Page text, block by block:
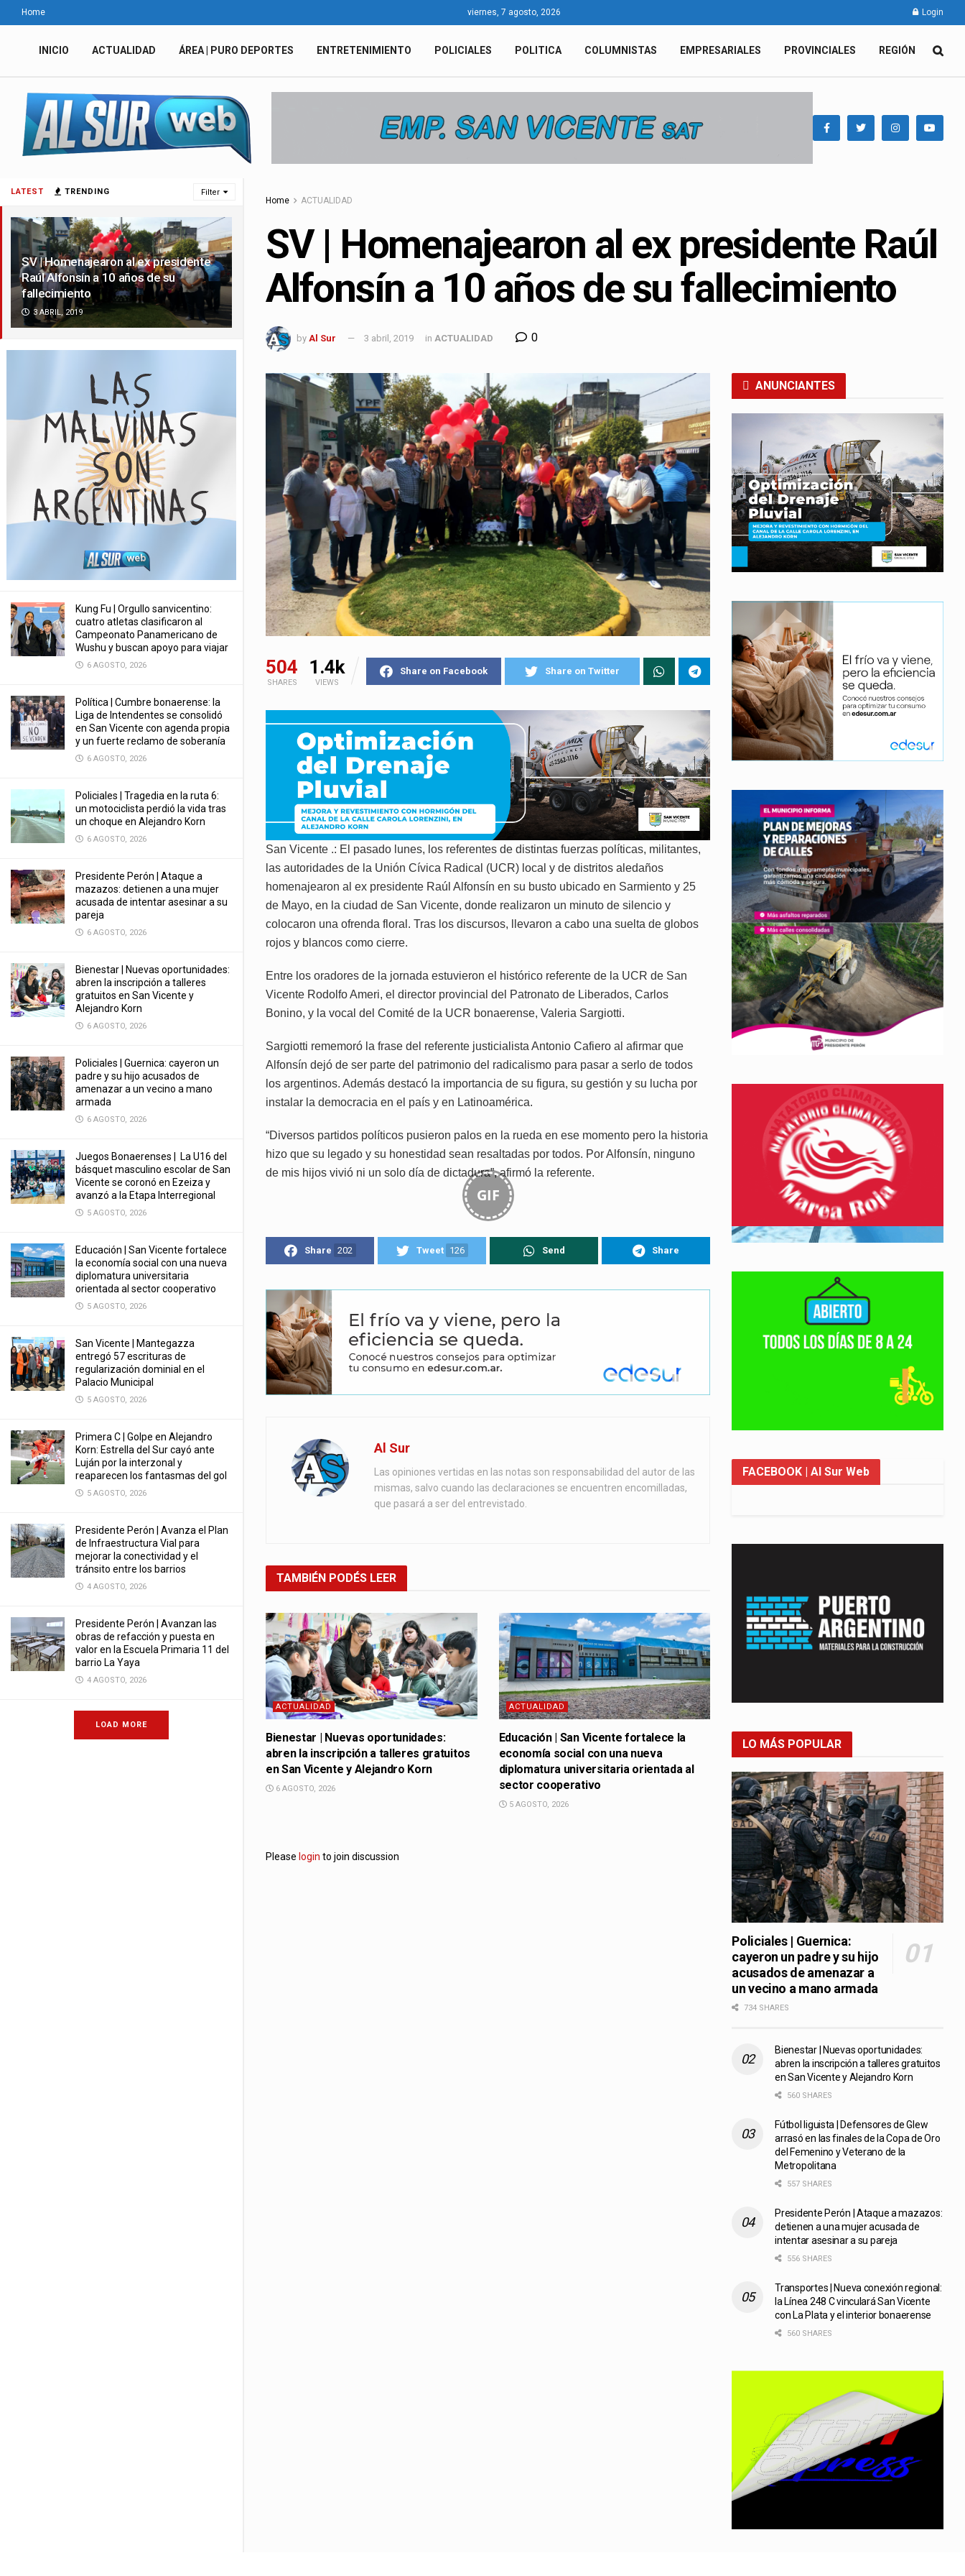
LATEST TRENDING Filter
SV | Homenajearon al ex presidente
Raúl Alfonsín a 10 años de su
fallecimiento
3 ABRIL, 2019
Kung Fu | Orgullo sanvicentino:
cuatro atletas clasificaron al
Campeonato Panamericano de
Wushu y buscan apoyo para viajar
6 AGOSTO, 2026
Política | Cumbre bonaerense: la
Liga de Intendentes se consolidó
en San Vicente con agenda propia
y un fuerte reclamo de soberanía
6 AGOSTO, 2026
Policiales | Tragedia en la ruta 6:
un motociclista perdió la vida tras
un choque en Alejandro Korn
6 AGOSTO, 2026
Presidente Perón | Ataque a
mazazos: detienen a una mujer
acusada de intentar asesinar a su
pareja
6 AGOSTO, 2026
Bienestar | Nuevas oportunidades:
abren la inscripción a talleres
gratuitos en San Vicente y
Alejandro Korn
6 AGOSTO, 2026
Policiales | Guernica: cayeron un
padre y su hijo acusados de
amenazar a un vecino a mano
armada
6 AGOSTO, 2026
Juegos Bonaerenses | La U16 del
básquet masculino escolar de San
Vicente se coronó en Ezeiza y
avanzó a la Etapa Interregional
5 AGOSTO, 2026
Educación | San Vicente fortalece
la economía social con una nueva
diplomatura universitaria
orientada al sector cooperativo
5 AGOSTO, 2026
San Vicente | Mantegazza
entregó 57 escrituras de
regularización dominial en el
Palacio Municipal
5 AGOSTO, 2026
Primera C | Golpe en Alejandro
Korn: Estrella del Sur cayó ante
Luján por la interzonal y
reaparecen los fantasmas del gol
5 AGOSTO, 2026
Presidente Perón | Avanza el Plan
de Infraestructura Vial para
mejorar la conectividad y el
tránsito entre los barrios
4 AGOSTO, 2026
Presidente Perón | Avanzan las
obras de refacción y puesta en
valor en la Escuela Primaria 11 del
barrio La Yaya
4 AGOSTO, 2026
LOAD MORE
Home viernes, 7 agosto, 2026 Login
INICIO ACTUALIDAD ÁREA | PURO DEPORTES ENTRETENIMIENTO POLICIALES POLITICA COLUMNISTAS EMPRESARIALES PROVINCIALES REGIÓN
Home ACTUALIDAD
SV | Homenajearon al ex presidente Raúl
Alfonsín a 10 años de su fallecimiento
by Al Sur 3 abril, 2019 in ACTUALIDAD 0
504
SHARES
1.4k
VIEWS
Share on Facebook Share on Twitter
San Vicente .: El pasado lunes, los referentes de distintas fuerzas políticas, militantes,
las autoridades de la Unión Cívica Radical (UCR) local y de distritos aledaños
homenajearon al ex presidente Raúl Alfonsín en su busto ubicado en Sarmiento y 25
de Mayo, en la ciudad de San Vicente, donde realizaron un minuto de silencio y
colocaron una ofrenda floral. Tras los discursos, llevaron a cabo una suelta de globos
rojos y blancos como cierre.
Entre los oradores de la jornada estuvieron el histórico referente de la UCR de San
Vicente Rodolfo Ameri, el director provincial del Patronato de Liberados, Carlos
Bonino, y la vocal del Comité de la UCR bonaerense, Valeria Sargiotti.
Sargiotti rememoró la frase del referente justicialista Antonio Cafiero al afirmar que
Alfonsín dejó de ser parte del patrimonio del radicalismo para pasar a serlo de todos
los argentinos. Además destacó la importancia de su figura, su gestión y su lucha por
instalar la democracia en el país y en Latinoamérica.
“Diversos partidos políticos pusieron palos en la rueda en ese momento pero la historia
hizo que su legado y su honestidad sean resaltadas por todos. Por Alfonsín, ninguno
de mis hijos vivió ni un solo día de dictadura”, afirmó la referente.
GIF
Share 202 Tweet 126 Send Share
Al Sur
Las opiniones vertidas en las notas son responsabilidad del autor de las
mismas, salvo cuando las declaraciones se encuentren encomilladas,
que pasará a ser del entrevistado.
TAMBIÉN PODÉS LEER
ACTUALIDAD
Bienestar | Nuevas oportunidades:
abren la inscripción a talleres gratuitos
en San Vicente y Alejandro Korn
6 AGOSTO, 2026
ACTUALIDAD
Educación | San Vicente fortalece la
economía social con una nueva
diplomatura universitaria orientada al
sector cooperativo
5 AGOSTO, 2026
Please login to join discussion
ANUNCIANTES
FACEBOOK | Al Sur Web
LO MÁS POPULAR
Policiales | Guernica:
cayeron un padre y su hijo
acusados de amenazar a
un vecino a mano armada
734 SHARES
Bienestar | Nuevas oportunidades:
abren la inscripción a talleres gratuitos
en San Vicente y Alejandro Korn
560 SHARES
Fútbol liguista | Defensores de Glew
arrasó en las finales de la Copa de Oro
del Femenino y Veterano de la
Metropolitana
557 SHARES
Presidente Perón | Ataque a mazazos:
detienen a una mujer acusada de
intentar asesinar a su pareja
556 SHARES
Transportes | Nueva conexión regional:
la Línea 248 C vinculará San Vicente
con La Plata y el interior bonaerense
560 SHARES